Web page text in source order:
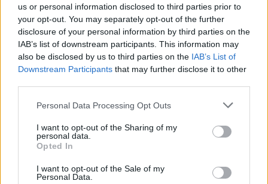
us or personal information disclosed to third parties prior to
your opt-out. You may separately opt-out of the further
disclosure of your personal information by third parties on the
IAB’s list of downstream participants. This information may
also be disclosed by us to third parties on the IAB’s List of
Downstream Participants that may further disclose it to other
Please note that this website/app uses one or more Google
not limited to your visit or usage behaviour. You may click to
grant or deny consent to Google and its third-party tags to
use your data for below specified purposes in below Google
consent section.
Personal Data Processing Opt Outs
I want to opt-out of the Sharing of my
personal data.
Opted In
I want to opt-out of the Sale of my
Personal Data.
Párizs: embertelen düh
Nyilatkozat a menekültek sorsának
jobbításááért
Szólj hozzá!